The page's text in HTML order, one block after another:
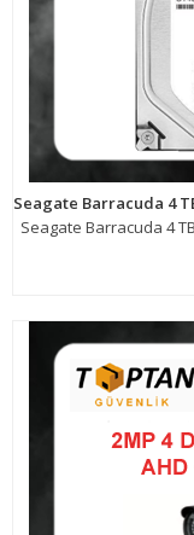
Seagate Barracuda 4